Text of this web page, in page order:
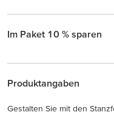
Im Paket 10 % sparen
Produktangaben
Gestalten Sie mit den